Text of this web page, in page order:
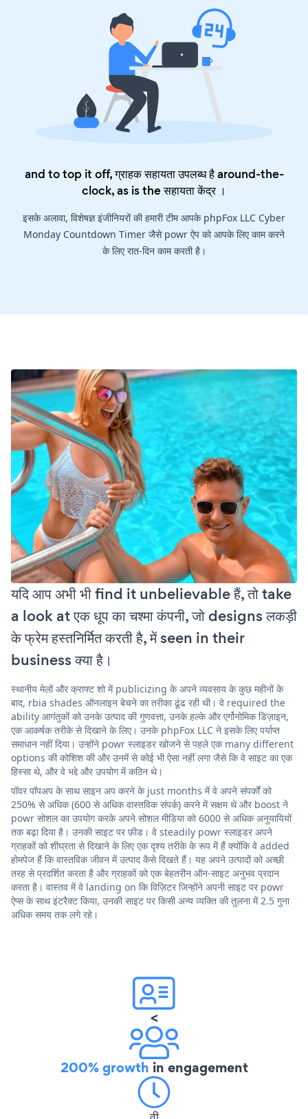
and to top it off, ग्राहक सहायता उपलब्ध है around-the-
clock, as is theसहायता केंद्र।
इसके अलावा, विशेषज्ञ इंजीनियरों की हमारी टीम आपके phpFox LLC Cyber
Monday Countdown Timer जैसे powr ऐप को आपके लिए काम करने
के लिए रात-दिन काम करती है।
यदि आप अभी भी find it unbelievable हैं, तो take
a look at एक धूप का चश्मा कंपनी, जो designs लकड़ी
के फ्रेम हस्तनिर्मित करती है, में seen in their
business क्या है।
स्थानीय मेलों और क्राफ्ट शो में publicizing के अपने व्यवसाय के कुछ महीनों के
बाद, rbia shades ऑनलाइन बेचने का तरीका ढूंढ रही थी। वे required the
ability आगंतुकों को उनके उत्पाद की गुणवत्ता, उनके हल्के और एर्गोनोमिक डिज़ाइन,
एक आकर्षक तरीके से दिखाने के लिए। उनके phpFox LLC ने इसके लिए पर्याप्त
समाधान नहीं दिया। उन्होंने powr स्लाइडर खोजने से पहले एक many different
options की कोशिश की और उनमें से कोई भी ऐसा नहीं लगा जैसे कि वे साइट का एक
हिस्सा थे, और वे भद्दे और उपयोग में कठिन थे।
पॉवर पॉपअप के साथ साइन अप करने के just months में वे अपने संपर्कों को
250% से अधिक (600 से अधिक वास्तविक संपर्क) करने में सक्षम थे और boost ने
powr सोशल का उपयोग करके अपने सोशल मीडिया को 6000 से अधिक अनुयायियों
तक बढ़ा दिया है। उनकी साइट पर फ़ीड। वे steadily powr स्लाइडर अपने
ग्राहकों को शीघ्रता से दिखाने के लिए एक दृश्य तरीके के रूप में हैं क्योंकि वे added
होमपेज हैं कि वास्तविक जीवन में उत्पाद कैसे दिखते हैं। यह अपने उत्पादों को अच्छी
तरह से प्रदर्शित करता है और ग्राहकों को एक बेहतरीन ऑन-साइट अनुभव प्रदान
करता है। वास्तव में वे landing on कि विज़िटर जिन्होंने अपनी साइट पर powr
ऐप्स के साथ इंटरैक्ट किया, उनकी साइट पर किसी अन्य व्यक्ति की तुलना में 2.5 गुना
अधिक समय तक लगे रहे।
<
200% growth in engagement